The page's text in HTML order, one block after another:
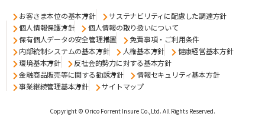
お客さま本位の基本方針
サステナビリティに配慮した調達方針
個人情報保護方針
個人情報の取り扱いについて
保有個人データの安全管理措置
免責事項・ご利用条件
内部統制システムの基本方針
人権基本方針
健康経営基本方針
環境基本方針
反社会的勢力に対する基本方針
金融商品販売等に関する勧誘方針
情報セキュリティ基本方針
事業継続管理基本方針
サイトマップ
Copyright © Orico Forrent Insure Co.,Ltd. All Rights Reserved.